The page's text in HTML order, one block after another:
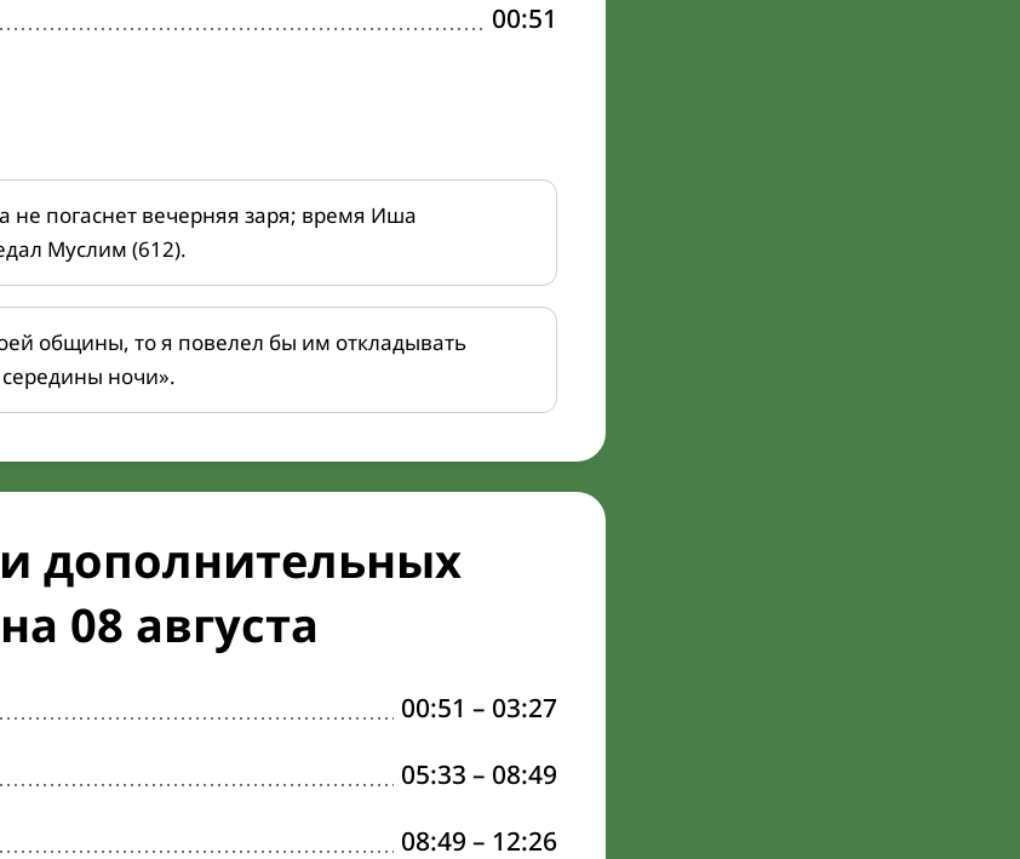
00:51
не погаснет вечерняя заря; время Иша
Муслим (612).
общины, то я повелел бы им откладывать
ночи».
дополнительных
08 августа
00:51 – 03:27
05:33 – 08:49
08:49 – 12:26